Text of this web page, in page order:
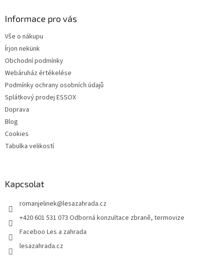
Informace pro vás
Vše o nákupu
Írjon nekünk
Obchodní podmínky
Webáruház értékelése
Podmínky ochrany osobních údajů
Splátkový prodej ESSOX
Doprava
Blog
Cookies
Tabulka velikostí
Kapcsolat
romanjelinek@lesazahrada.cz
+420 601 531 073 Odborná konzultace zbraně, termovize
Faceboo Les a zahrada
lesazahrada.cz